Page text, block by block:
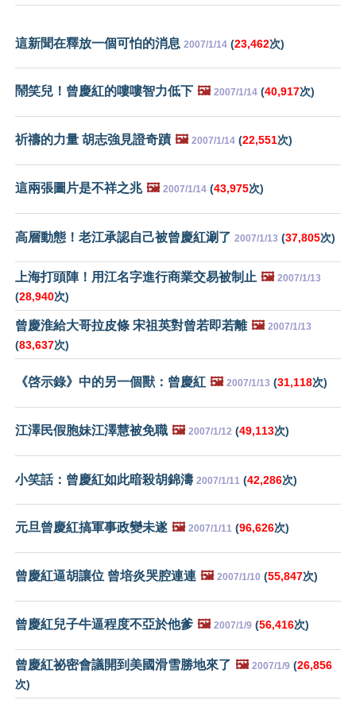
這新聞在釋放一個可怕的消息 2007/1/14 (23,462次)
鬧笑兒！曾慶紅的嘍嘍智力低下 🖼️ 2007/1/14 (40,917次)
祈禱的力量 胡志強見證奇蹟 🖼️ 2007/1/14 (22,551次)
這兩張圖片是不祥之兆 🖼️ 2007/1/14 (43,975次)
高層動態！老江承認自己被曾慶紅涮了 2007/1/13 (37,805次)
上海打頭陣！用江名字進行商業交易被制止 🖼️ 2007/1/13
(28,940次)
曾慶淮給大哥拉皮條 宋祖英對曾若即若離 🖼️ 2007/1/13
(83,637次)
《啓示錄》中的另一個獸：曾慶紅 🖼️ 2007/1/13 (31,118次)
江澤民假胞妹江澤慧被免職 🖼️ 2007/1/12 (49,113次)
小笑話：曾慶紅如此暗殺胡錦濤 2007/1/11 (42,286次)
元旦曾慶紅搞軍事政變未遂 🖼️ 2007/1/11 (96,626次)
曾慶紅逼胡讓位 曾培炎哭腔連連 🖼️ 2007/1/10 (55,847次)
曾慶紅兒子牛逼程度不亞於他爹 🖼️ 2007/1/9 (56,416次)
曾慶紅祕密會議開到美國滑雪勝地來了 🖼️ 2007/1/9 (26,856
次)